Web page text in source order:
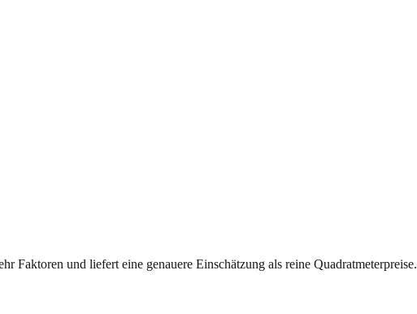
Faktoren und liefert eine genauere Einschätzung als reine Quadratmeterpreise.